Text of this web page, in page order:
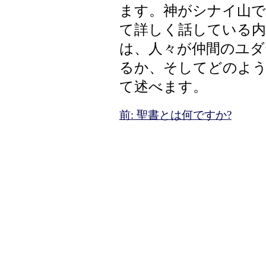
ます。神がシナイ山
て詳しく話している
は、人々が仲間のユ
るか、そしてどのよ
て述べます。
前: 聖書とは何ですか?